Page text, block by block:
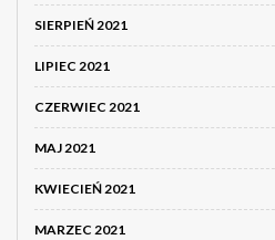
SIERPIEŃ 2021
LIPIEC 2021
CZERWIEC 2021
MAJ 2021
KWIECIEŃ 2021
MARZEC 2021